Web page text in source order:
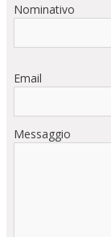
Nominativo
Email
Messaggio